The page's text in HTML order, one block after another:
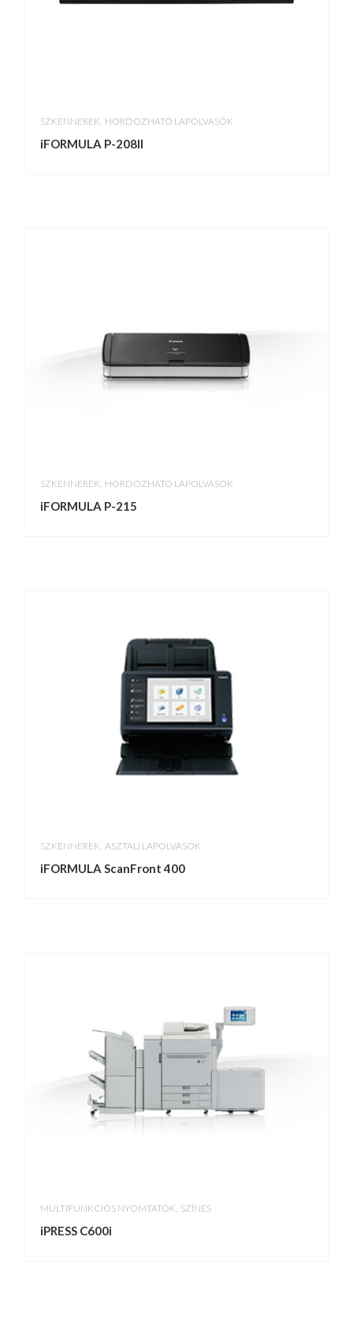
SZKENNEREK HORDOZHATÓ LAPOLVASÓK
iFORMULA P-208II
SZKENNEREK HORDOZHATÓ LAPOLVASÓK
iFORMULA P-215
SZKENNEREK ASZTALI LAPOLVASÓK
iFORMULA ScanFront 400
MULTIFUNKCIÓS NYOMTATÓK SZÍNES
iPRESS C600i